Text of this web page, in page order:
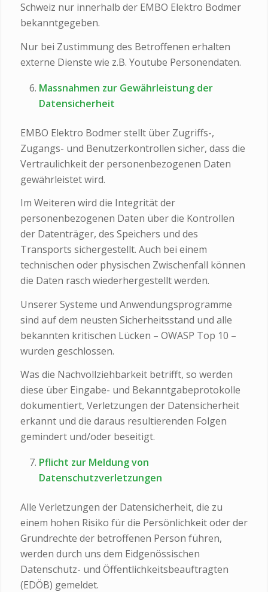
Schweiz nur innerhalb der EMBO Elektro Bodmer
bekanntgegeben.
Nur bei Zustimmung des Betroffenen erhalten
externe Dienste wie z.B. Youtube Personendaten.
Massnahmen zur Gewährleistung der
Datensicherheit
EMBO Elektro Bodmer stellt über Zugriffs-,
Zugangs- und Benutzerkontrollen sicher, dass die
Vertraulichkeit der personenbezogenen Daten
gewährleistet wird.
Im Weiteren wird die Integrität der
personenbezogenen Daten über die Kontrollen
der Datenträger, des Speichers und des
Transports sichergestellt. Auch bei einem
technischen oder physischen Zwischenfall können
die Daten rasch wiederhergestellt werden.
Unserer Systeme und Anwendungsprogramme
sind auf dem neusten Sicherheitsstand und alle
bekannten kritischen Lücken – OWASP Top 10 –
wurden geschlossen.
Was die Nachvollziehbarkeit betrifft, so werden
diese über Eingabe- und Bekanntgabeprotokolle
dokumentiert, Verletzungen der Datensicherheit
erkannt und die daraus resultierenden Folgen
gemindert und/oder beseitigt.
Pflicht zur Meldung von
Datenschutzverletzungen
Alle Verletzungen der Datensicherheit, die zu
einem hohen Risiko für die Persönlichkeit oder der
Grundrechte der betroffenen Person führen,
werden durch uns dem Eidgenössischen
Datenschutz- und Öffentlichkeitsbeauftragten
(EDÖB) gemeldet.